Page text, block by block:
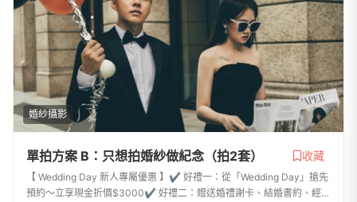
婚紗攝影
單拍方案 B：只想拍婚紗做紀念（拍2套） 收藏
【 Wedding Day 新人專屬優惠 】✔ 好禮一：從「Wedding Day」搶先
預約〜立享現金折價$3000✔ 好禮二：贈送婚禮謝卡、結婚書約、經典